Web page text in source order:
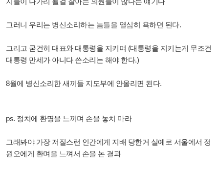
그러니 우리는 병신소리하는 놈들을 열심히 욕하면 된다.
그리고 굳건히 대표와 대통령을 지키며 (대통령을 지키는게 무조건
대통령 만세가 아니다 쓴소리는 해야 한다.)
8월에 병신소리한 새끼들 지도부에 안올리면 된다.
ps. 정치에 환명을 느끼며 손을 놓치 마라
그래봐야 가장 저질스런 인간에게 지배 당한거 실예로 서울에서 정
원오에게 환며을 느껴서 손을 논 결과